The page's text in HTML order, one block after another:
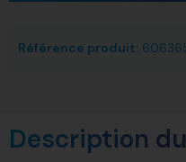
Référence produit:
Description